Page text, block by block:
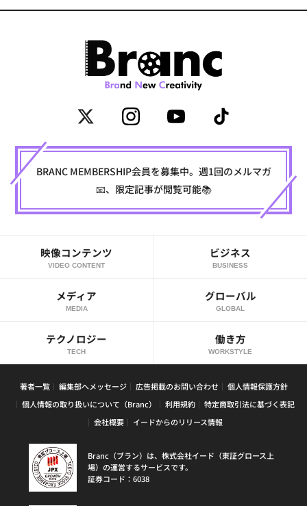
BRANC MEMBERSHIP会員を募集中。週1回のメルマガ
📧、限定記事が閲覧可能📚
映像コンテンツ
VIDEO CONTENT
ビジネス
BUSINESS
メディア
MEDIA
グローバル
GLOBAL
テクノロジー
TECH
働き方
WORKSTYLE
著者一覧 編集部へメッセージ 広告掲載のお問い合わせ
個人情報保護方針
個人情報の取り扱いについて（Branc）
利用規約
特定商取引法に基づく表記
会社概要
イードからのリリース情報
Branc（ブラン）は、株式会社イード（東証グロース上
場）の運営するサービスです。
証券コード：6038